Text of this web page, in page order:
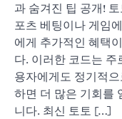
과 숨겨진 팁 공개!
포츠 베팅이나 게임
에게 추가적인 혜택
다. 이러한 코드는
용자에게도 정기적
하면 더 많은 기회를
니다. 최신 토토 […]